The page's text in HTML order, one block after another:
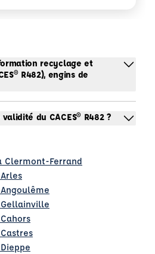
recyclage et
R482), engins de
du CACES® R482 ?
Clermont-Ferrand
Gellainville